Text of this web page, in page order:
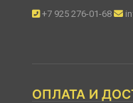
+7 925 276-01-68
ОПЛАТА И